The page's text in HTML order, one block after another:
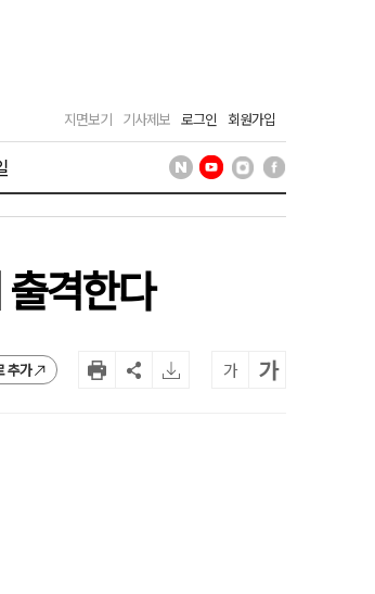
지면보기 기사제보 로그인 회원가입
격한다
추가 가 가